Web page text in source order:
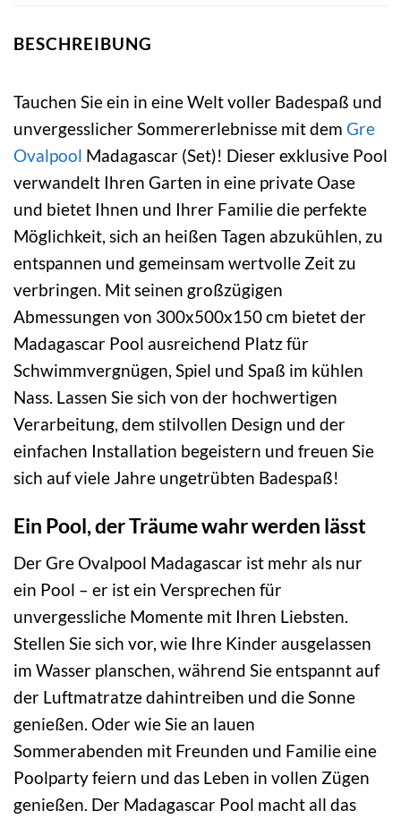
BESCHREIBUNG
Tauchen Sie ein in eine Welt voller Badespaß und
unvergesslicher Sommererlebnisse mit dem Gre
Ovalpool Madagascar (Set)! Dieser exklusive Pool
verwandelt Ihren Garten in eine private Oase
und bietet Ihnen und Ihrer Familie die perfekte
Möglichkeit, sich an heißen Tagen abzukühlen, zu
entspannen und gemeinsam wertvolle Zeit zu
verbringen. Mit seinen großzügigen
Abmessungen von 300x500x150 cm bietet der
Madagascar Pool ausreichend Platz für
Schwimmvergnügen, Spiel und Spaß im kühlen
Nass. Lassen Sie sich von der hochwertigen
Verarbeitung, dem stilvollen Design und der
einfachen Installation begeistern und freuen Sie
sich auf viele Jahre ungetrübten Badespaß!
Ein Pool, der Träume wahr werden lässt
Der Gre Ovalpool Madagascar ist mehr als nur
ein Pool – er ist ein Versprechen für
unvergessliche Momente mit Ihren Liebsten.
Stellen Sie sich vor, wie Ihre Kinder ausgelassen
im Wasser planschen, während Sie entspannt auf
der Luftmatratze dahintreiben und die Sonne
genießen. Oder wie Sie an lauen
Sommerabenden mit Freunden und Familie eine
Poolparty feiern und das Leben in vollen Zügen
genießen. Der Madagascar Pool macht all das